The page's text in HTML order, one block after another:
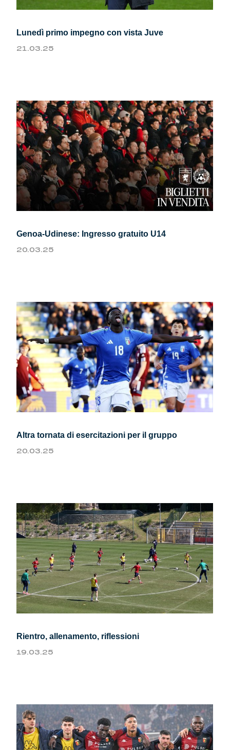
Lunedì primo impegno con vista Juve
21.03.25
Genoa-Udinese: Ingresso gratuito U14
20.03.25
Altra tornata di esercitazioni per il gruppo
20.03.25
Rientro, allenamento, riflessioni
19.03.25